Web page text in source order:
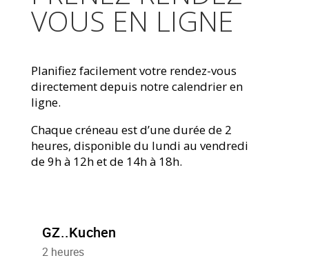
VOUS EN LIGNE
Planifiez facilement votre rendez-vous
directement depuis notre calendrier en
ligne.
Chaque créneau est d’une durée de 2
heures, disponible du lundi au vendredi
de 9h à 12h et de 14h à 18h.